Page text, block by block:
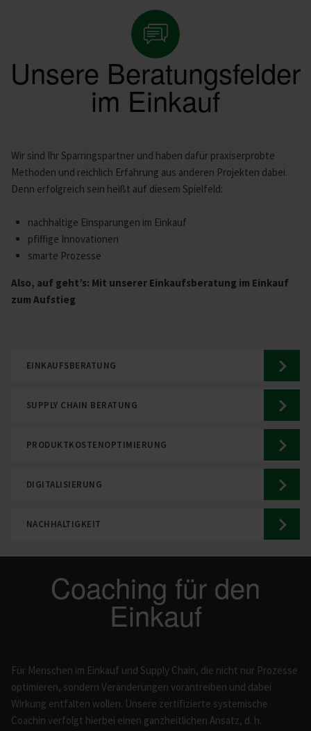
Unsere Beratungsfelder
im Einkauf
Wir sind Ihr Sparringspartner und haben dafür praxiserprobte
Methoden und reichlich Erfahrung aus anderen Projekten dabei.
Denn erfolgreich sein heißt auf diesem Spielfeld:
nachhaltige Einsparungen im Einkauf
pfiffige Innovationen
smarte Prozesse
Also, auf geht’s: Mit unserer Einkaufsberatung im Einkauf
zum Aufstieg
EINKAUFSBERATUNG
SUPPLY CHAIN BERATUNG
PRODUKTKOSTENOPTIMIERUNG
DIGITALISIERUNG
NACHHALTIGKEIT
Coaching für den
Einkauf
Für Menschen im Einkauf und Supply Chain, die nicht nur Prozesse
optimieren, sondern Veränderungen vorantreiben und dabei
Wirkung entfalten wollen. Unsere zertifizierte systemische
Coachin verfolgt hierbei einen ganzheitlichen Ansatz, d. h.